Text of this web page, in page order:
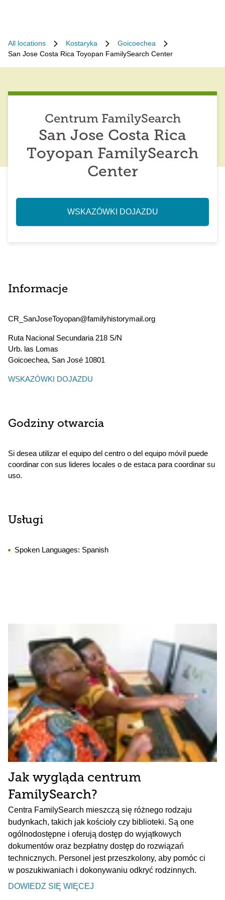
All locations Kostaryka
Goicoechea
San Jose Costa Rica Toyopan FamilySearch Center
Centrum FamilySearch
San Jose Costa Rica
Toyopan FamilySearch
Center
WSKAZÓWKI DOJAZDU
Informacje
CR_SanJoseToyopan@familyhistorymail.org
Ruta Nacional Secundaria 218 S/N
Urb. las Lomas
Goicoechea, San José 10801
WSKAZÓWKI DOJAZDU
Godziny otwarcia
Si desea utilizar el equipo del centro o del equipo móvil puede
coordinar con sus lideres locales o de estaca para coordinar su
uso.
Usługi
Spoken Languages: Spanish
Jak wygląda centrum
FamilySearch?
Centra FamilySearch mieszczą się różnego rodzaju
budynkach, takich jak kościoły czy biblioteki. Są one
ogólnodostępne i oferują dostęp do wyjątkowych
dokumentów oraz bezpłatny dostęp do rozwiązań
technicznych. Personel jest przeszkolony, aby pomóc ci
w poszukiwaniach i dokonywaniu odkryć rodzinnych.
DOWIEDZ SIĘ WIĘCEJ